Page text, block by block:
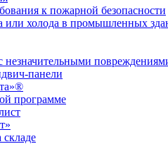
к пожарной безопасности
или холода в промышленных
незначительными
панели
программе